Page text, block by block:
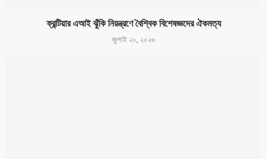
ফ্রন্টিয়ার এআই ঝুঁকি নিয়ন্ত্রণে বৈশ্বিক বিশেষজ্ঞদের ঐকমত্য
জুলাই ২০, ২০২৬